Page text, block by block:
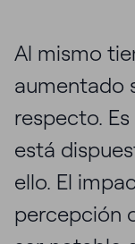
Al mismo
aumentado
respecto.
está
ello. El
percepción